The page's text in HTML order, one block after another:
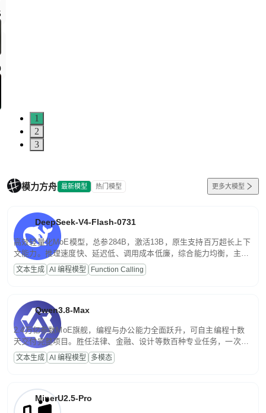
1
2
3
模力方舟 最新模型 热门模型 更多大模型
DeepSeek-V4-Flash-0731
高效轻量化MoE模型，总参284B，激活13B，原生支持百万超长上下
文能力。推理速度快、延迟低、调用成本低廉，综合能力均衡，主打
高并发、轻量化任务，适合日常对话、内容创作、基础 RAG、批量
文案处理等普惠刚需场景。
文本生成 AI 编程模型 Function Calling
Qwen3.8-Max
2.4万亿参数MoE旗舰，编程与办公能力全面跃升，可自主编程十数
天交付完整项目。胜任法律、金融、设计等数百种专业任务，一次对
话端到端交付生产级成果。原生视觉理解贯穿规划、执行与验证全流
程，支持超长文档与长视频的深度语义解析。长程任务中自主规划与
文本生成 AI 编程模型 多模态
MinerU2.5-Pro